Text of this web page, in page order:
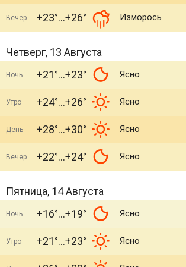
Вечер +23° +26° Изморось
Четверг, 13 Августа
Ночь +21° +23° Ясно
Утро +24° +26° Ясно
День +28° +30° Ясно
Вечер +22° +24° Ясно
Пятница, 14 Августа
Ночь +16° +19° Ясно
Утро +21° +23° Ясно